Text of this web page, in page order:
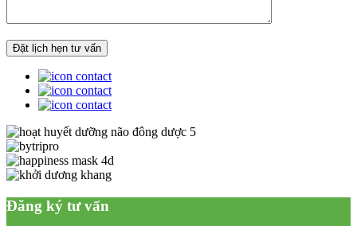
Đăng ký tư vấn